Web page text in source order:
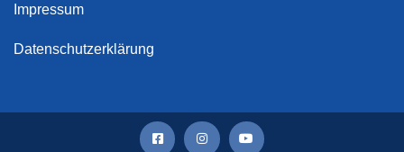
Impressum
Datenschutzerklärung